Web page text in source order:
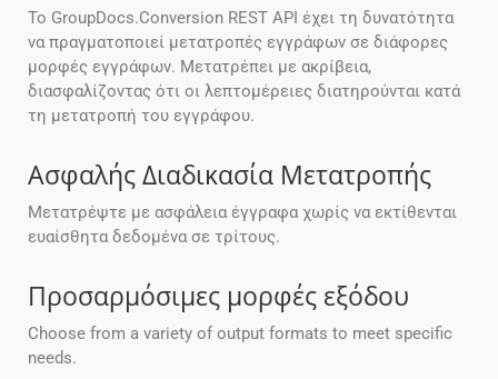
Το GroupDocs.Conversion REST API έχει τη δυνατότητα
να πραγματοποιεί μετατροπές εγγράφων σε διάφορες
μορφές εγγράφων. Μετατρέπει με ακρίβεια,
διασφαλίζοντας ότι οι λεπτομέρειες διατηρούνται κατά
τη μετατροπή του εγγράφου.
Ασφαλής Διαδικασία Μετατροπής
Μετατρέψτε με ασφάλεια έγγραφα χωρίς να εκτίθενται
ευαίσθητα δεδομένα σε τρίτους.
Προσαρμόσιμες μορφές εξόδου
Choose from a variety of output formats to meet specific
needs.